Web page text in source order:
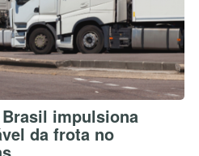
impulsiona
da frota no